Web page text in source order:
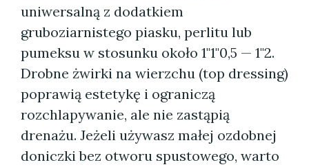
uniwersalną z dodatkiem
gruboziarnistego piasku, perlitu lub
pumeksu w stosunku około 1"1"0,5 — 1"2.
Drobne żwirki na wierzchu (top dressing)
poprawią estetykę i ograniczą
rozchlapywanie, ale nie zastąpią
drenażu. Jeżeli używasz małej ozdobnej
doniczki bez otworu spustowego, warto